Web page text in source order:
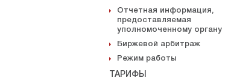
Отчетная информация,
предоставляемая
уполномоченному органу
Биржевой арбитраж
Режим работы
ТАРИФЫ